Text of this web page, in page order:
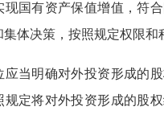
现国有资产保值增值，符
体决策，按照规定权限和
应当明确对外投资形成的
规定将对外投资形成的股